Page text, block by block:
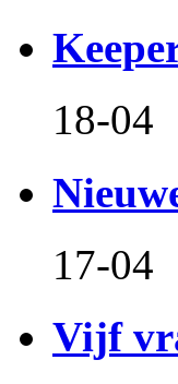
18-04
17-04
Vijf